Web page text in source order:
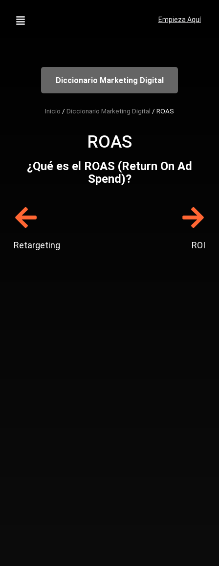
Empieza Aquí
Diccionario Marketing Digital
Inicio / Diccionario Marketing Digital / ROAS
ROAS
¿Qué es el ROAS (Return On Ad
Spend)?
Retargeting ROI